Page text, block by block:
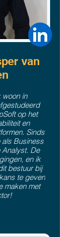
van
in
op het
en
Sinds
Business
Analyst. De
en ik
bestuur bij
te geven
maken met